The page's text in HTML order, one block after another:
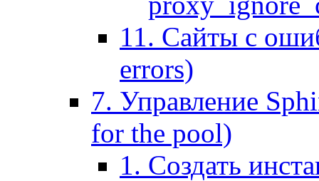
11. Сайты с
errors)
7. Управление
for the pool)
1. Создать